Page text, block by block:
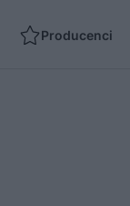
Producenci